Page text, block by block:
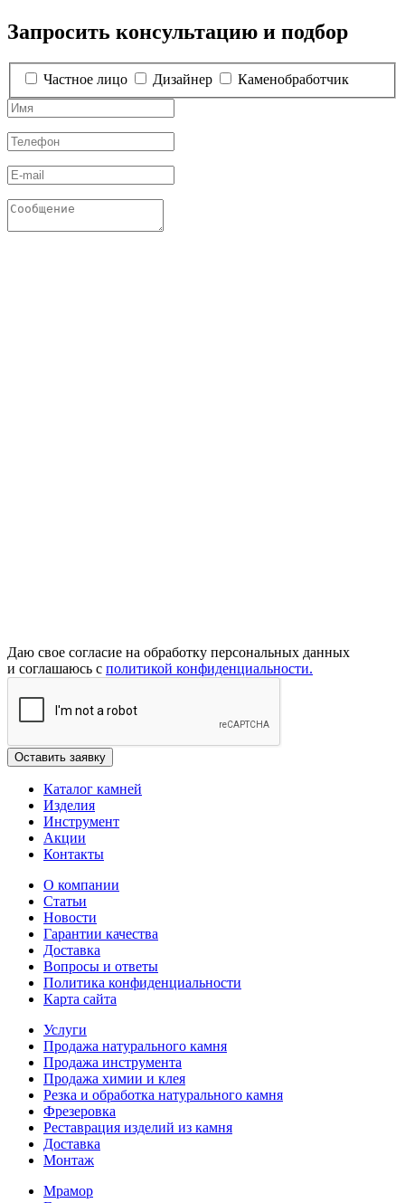
Запросить консультацию и подбор
Частное лицо Дизайнер Каменобработчик
Даю свое согласие на обработку персональных данных
и соглашаюсь с политикой конфиденциальности.
Каталог камней
Изделия
Инструмент
Акции
Контакты
О компании
Статьи
Новости
Гарантии качества
Доставка
Вопросы и ответы
Политика конфиденциальности
Карта сайта
Услуги
Продажа натурального камня
Продажа инструмента
Продажа химии и клея
Резка и обработка натурального камня
Фрезеровка
Реставрация изделий из камня
Доставка
Монтаж
Мрамор